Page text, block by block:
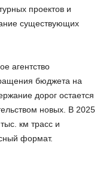
проектов и
существующих
агентство
бюджета на
дорог остается
новых. В 2025
км трасс и
формат.